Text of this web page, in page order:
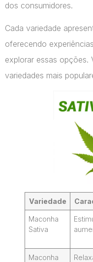
dos consumidores.
Cada variedade
oferecendo
explorar essas opções.
variedades mais
Variedade
Maconha
Sativa
Maconha